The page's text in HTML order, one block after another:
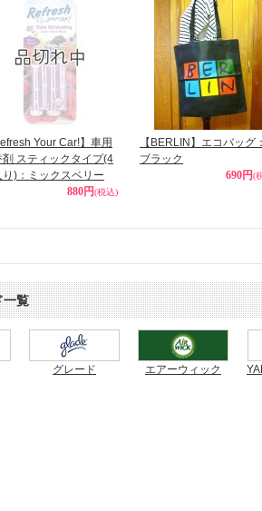
Your Car!】車用
剤 スティックタイプ(4
り)：ミックスベリー
880円(税込)
【BERLIN】エコバッグ：
ブラック
690円(
一覧
グレード エアーウィック